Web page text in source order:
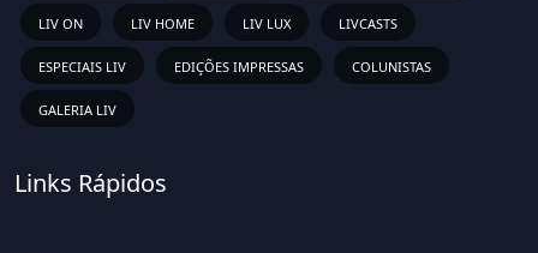
LIV ON LIV HOME LIV LUX LIVCASTS
ESPECIAIS LIV EDIÇÕES IMPRESSAS COLUNISTAS
GALERIA LIV
Links Rápidos